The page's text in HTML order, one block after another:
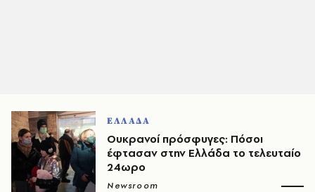
ΕΛΛΑΔΑ
Ουκρανοί πρόσφυγες: Πόσοι
έφτασαν στην Ελλάδα το τελευταίο
24ωρο
Newsroom